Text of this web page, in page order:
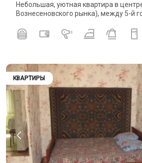
Небольшая, уютная квартира в
Вознесеновского рынка), между 5-й
КВАРТИРЫ